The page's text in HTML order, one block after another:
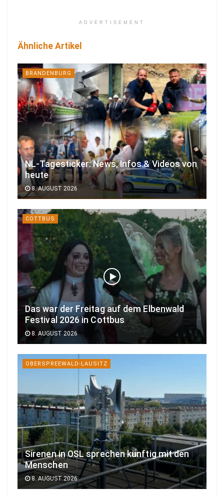
ADVERTISEMENT
Ähnliche Artikel
BRANDENBURG
NL-Tagesticker: News, Infos & Videos von
heute
8. AUGUST 2026
COTTBUS
Das war der Freitag auf dem Elbenwald
Festival 2026 in Cottbus
8. AUGUST 2026
OBERSPREEWALD-LAUSITZ
Sirenen in OSL sprechen künftig mit den
Menschen
8. AUGUST 2026